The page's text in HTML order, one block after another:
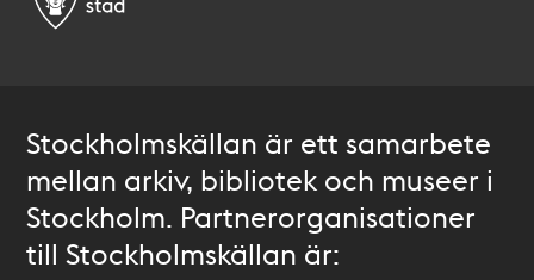
Stockholmskällan är ett samarbete
mellan arkiv, bibliotek och museer i
Stockholm. Partnerorganisationer
till Stockholmskällan är: